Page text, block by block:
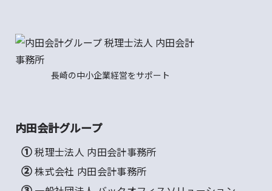
長崎の中小企業経営をサポート
内田会計グループ
① 税理士法人 内田会計事務所
② 株式会社 内田会計事務所